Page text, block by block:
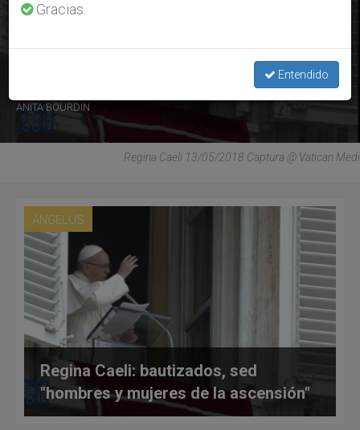
El periodismo que busca la verdad contribuye a la justicia y la
ANITA BOURDIN
Regina Caeli 13/05/2018 Captura @ Vatican Medi
ANGELUS
Regina Caeli: bautizados, sed
"hombres y mujeres de la ascensión"
Gracias.
Entendido